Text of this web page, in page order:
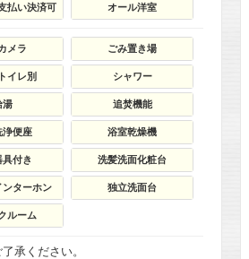
払い決済可 オール洋室
メラ ごみ置き場
イレ別 シャワー
湯 追焚機能
浄便座 浴室乾燥機
付き 洗髪洗面化粧台
ターホン 独立洗面台
ルーム
承ください。